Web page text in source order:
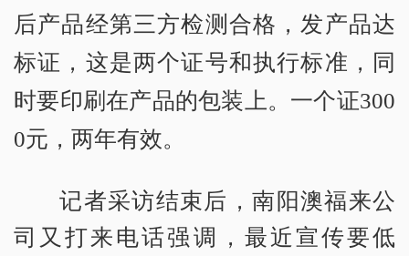
后产品经第三方检测合格，发产品达
标证，这是两个证号和执行标准，同
时要印刷在产品的包装上。一个证300
0元，两年有效。
记者采访结束后，南阳澳福来公
司又打来电话强调，最近宣传要低